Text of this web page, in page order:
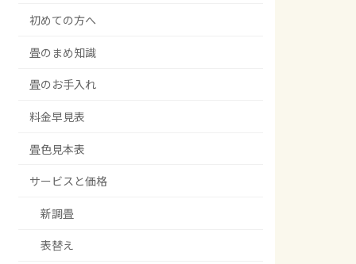
初めての方へ
畳のまめ知識
畳のお手入れ
料金早見表
畳色見本表
サービスと価格
新調畳
表替え